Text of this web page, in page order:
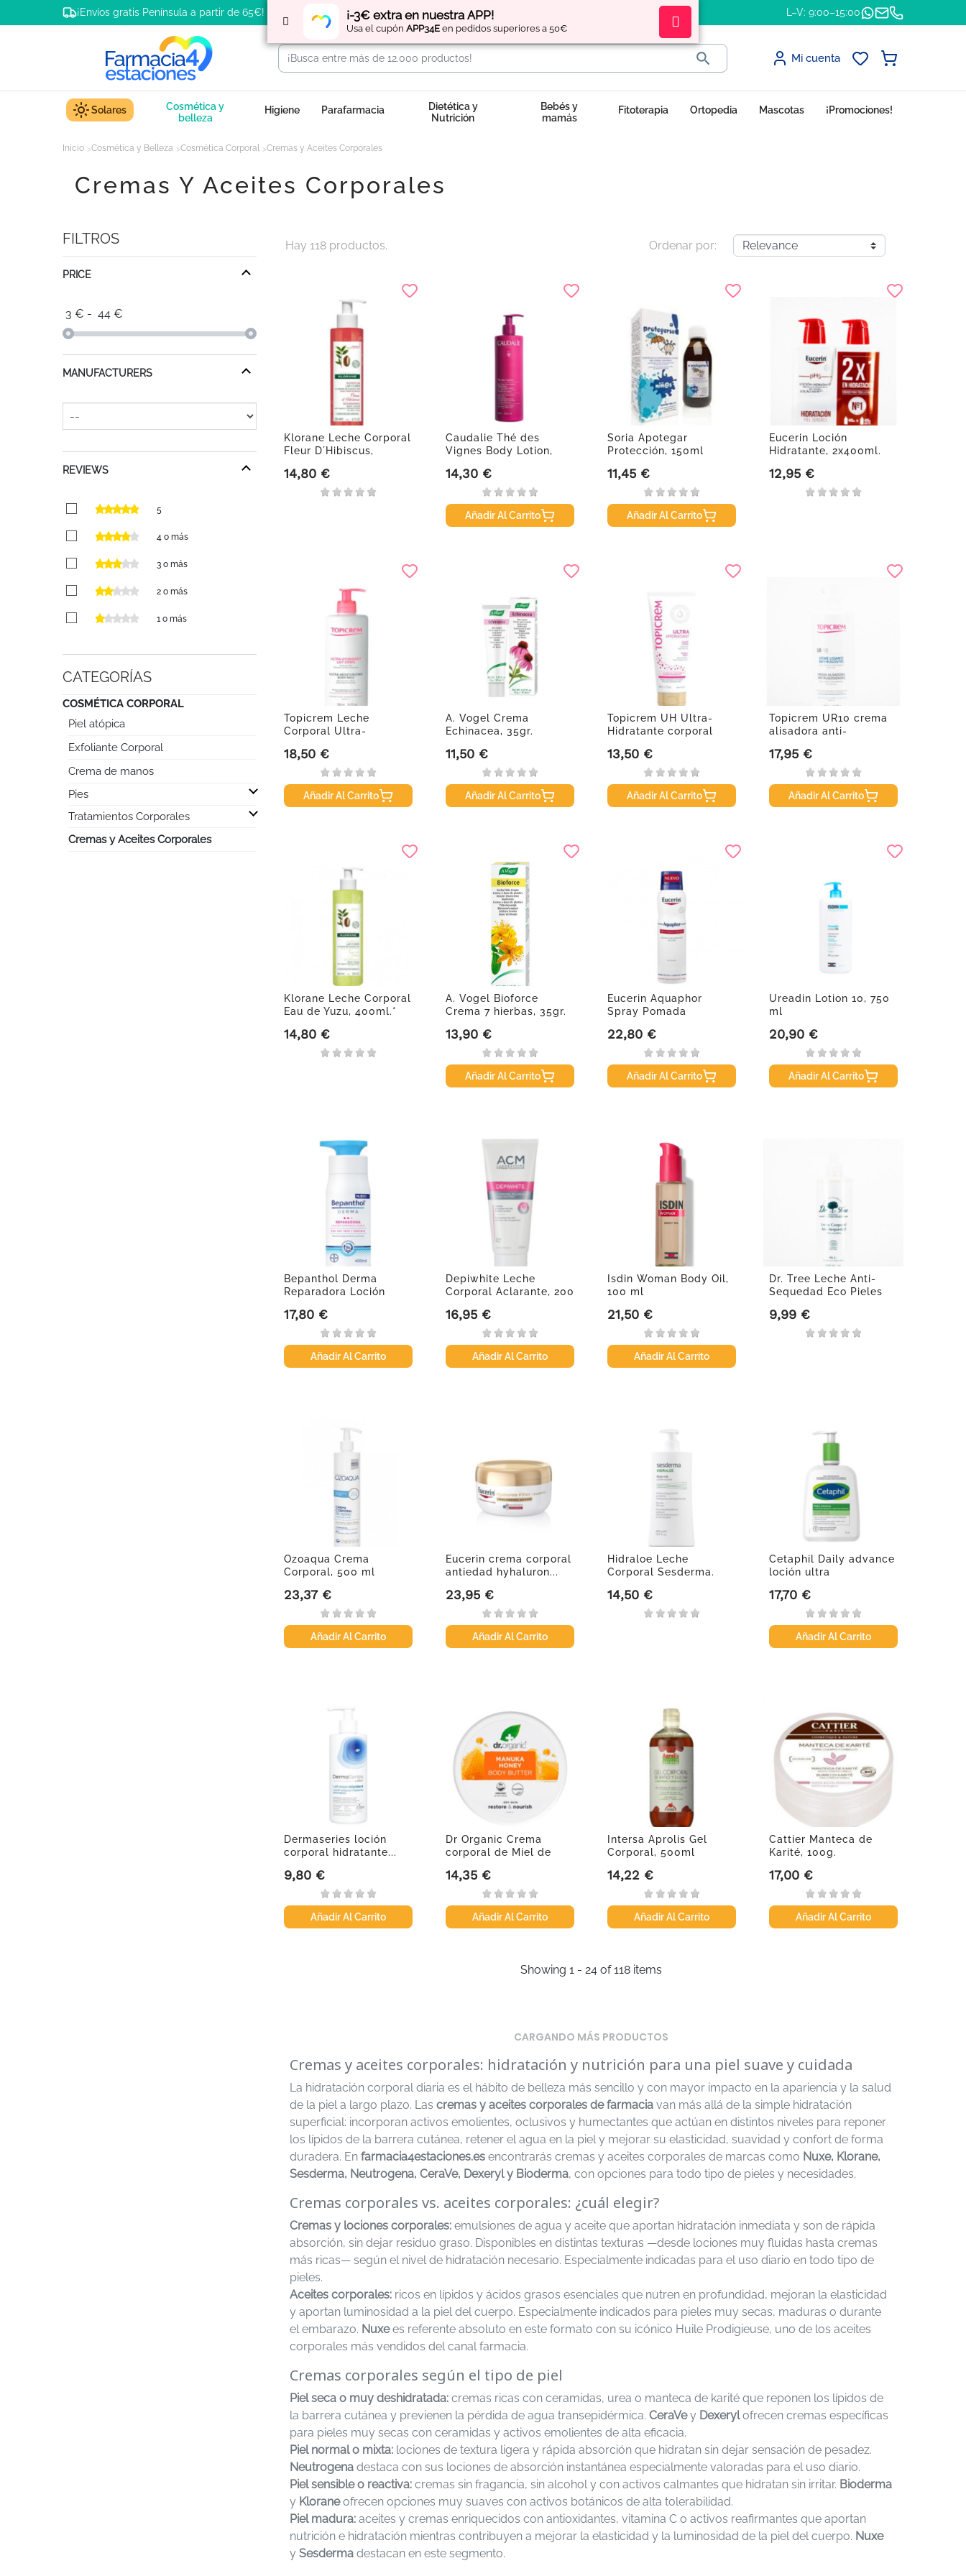
¡-3€ extra en nuestra APP!
Usa el cupón APP34E en pedidos superiores a 50€
¡Envíos gratis Península a partir de 65€! Regístratey obtén L–V: 9:00–15:00
 Mi cuenta
Solares
Cosmética y
belleza
Higiene Parafarmacia
Dietética y
Nutrición
Bebés y
mamás
Fitoterapia Ortopedia Mascotas ¡Promociones!
Inicio Cosmética y Belleza Cosmética Corporal Cremas y Aceites Corporales
Cremas Y Aceites Corporales
FILTROS
PRICE
3 € - 44 €
MANUFACTURERS
REVIEWS
5
4 o más
3 o más
2 o más
1 o más
CATEGORÍAS
COSMÉTICA CORPORAL
Piel atópica
Exfoliante Corporal
Crema de manos
Pies
Tratamientos Corporales

Cremas y Aceites Corporales
Hay 118 productos. Ordenar por:
Klorane Leche Corporal
Fleur D´Hibiscus,
Precio
14,80 €
Caudalie Thé des
Vignes Body Lotion,
Precio
14,30 €
Añadir Al Carrito
Soria Apotegar
Protección, 150ml
Precio
11,45 €
Añadir Al Carrito
Eucerin Loción
Hidratante, 2x400ml.
Precio
12,95 €
Topicrem Leche
Corporal Ultra-
Precio
18,50 €
Añadir Al Carrito
A. Vogel Crema
Echinacea, 35gr.
Precio
11,50 €
Añadir Al Carrito
Topicrem UH Ultra-
Hidratante corporal
Precio
13,50 €
Añadir Al Carrito
Topicrem UR10 crema
alisadora anti-
Precio
17,95 €
Añadir Al Carrito
Klorane Leche Corporal
Eau de Yuzu, 400ml.*
Precio
14,80 €
A. Vogel Bioforce
Crema 7 hierbas, 35gr.
Precio
13,90 €
Añadir Al Carrito
Eucerin Aquaphor
Spray Pomada
Precio
22,80 €
Añadir Al Carrito
Ureadin Lotion 10, 750
ml
Precio
20,90 €
Añadir Al Carrito
Bepanthol Derma
Reparadora Loción
Precio
17,80 €
Añadir Al Carrito
Depiwhite Leche
Corporal Aclarante, 200
Precio
16,95 €
Añadir Al Carrito
Isdin Woman Body Oil,
100 ml
Precio
21,50 €
Añadir Al Carrito
Dr. Tree Leche Anti-
Sequedad Eco Pieles
Precio
9,99 €
Ozoaqua Crema
Corporal, 500 ml
Precio
23,37 €
Añadir Al Carrito
Eucerin crema corporal
antiedad hyhaluron...
Precio
23,95 €
Añadir Al Carrito
Hidraloe Leche
Corporal Sesderma.
Precio
14,50 €
Cetaphil Daily advance
loción ultra
Precio
17,70 €
Añadir Al Carrito
Dermaseries loción
corporal hidratante...
Precio
9,80 €
Añadir Al Carrito
Dr Organic Crema
corporal de Miel de
Precio
14,35 €
Añadir Al Carrito
Intersa Aprolis Gel
Corporal, 500ml
Precio
14,22 €
Añadir Al Carrito
Cattier Manteca de
Karité, 100g.
Precio
17,00 €
Añadir Al Carrito
Showing 1 - 24 of 118 items
CARGANDO MÁS PRODUCTOS
Cremas y aceites corporales: hidratación y nutrición para una piel suave y cuidada
La hidratación corporal diaria es el hábito de belleza más sencillo y con mayor impacto en la apariencia y la salud
de la piel a largo plazo. Las cremas y aceites corporales de farmacia van más allá de la simple hidratación
superficial: incorporan activos emolientes, oclusivos y humectantes que actúan en distintos niveles para reponer
los lípidos de la barrera cutánea, retener el agua en la piel y mejorar su elasticidad, suavidad y confort de forma
duradera. En farmacia4estaciones.es encontrarás cremas y aceites corporales de marcas como Nuxe, Klorane,
Sesderma, Neutrogena, CeraVe, Dexeryl y Bioderma, con opciones para todo tipo de pieles y necesidades.
Cremas corporales vs. aceites corporales: ¿cuál elegir?
Cremas y lociones corporales: emulsiones de agua y aceite que aportan hidratación inmediata y son de rápida
absorción, sin dejar residuo graso. Disponibles en distintas texturas —desde lociones muy fluidas hasta cremas
más ricas— según el nivel de hidratación necesario. Especialmente indicadas para el uso diario en todo tipo de
pieles.
Aceites corporales: ricos en lípidos y ácidos grasos esenciales que nutren en profundidad, mejoran la elasticidad
y aportan luminosidad a la piel del cuerpo. Especialmente indicados para pieles muy secas, maduras o durante
el embarazo. Nuxees referente absoluto en este formato con su icónico Huile Prodigieuse, uno de los aceites
corporales más vendidos del canal farmacia.
Cremas corporales según el tipo de piel
Piel seca o muy deshidratada: cremas ricas con ceramidas, urea o manteca de karité que reponen los lípidos de
la barrera cutánea y previenen la pérdida de agua transepidérmica. CeraVey Dexerylofrecen cremas específicas
para pieles muy secas con ceramidas y activos emolientes de alta eficacia.
Piel normal o mixta: lociones de textura ligera y rápida absorción que hidratan sin dejar sensación de pesadez.
Neutrogena destaca con sus lociones de absorción instantánea especialmente valoradas para el uso diario.
Piel sensible o reactiva: cremas sin fragancia, sin alcohol y con activos calmantes que hidratan sin irritar. Bioderma
y Kloraneofrecen opciones muy suaves con activos botánicos de alta tolerabilidad.
Piel madura: aceites y cremas enriquecidos con antioxidantes, vitamina C o activos reafirmantes que aportan
nutrición e hidratación mientras contribuyen a mejorar la elasticidad y la luminosidad de la piel del cuerpo. Nuxe
y Sesderma destacan en este segmento.